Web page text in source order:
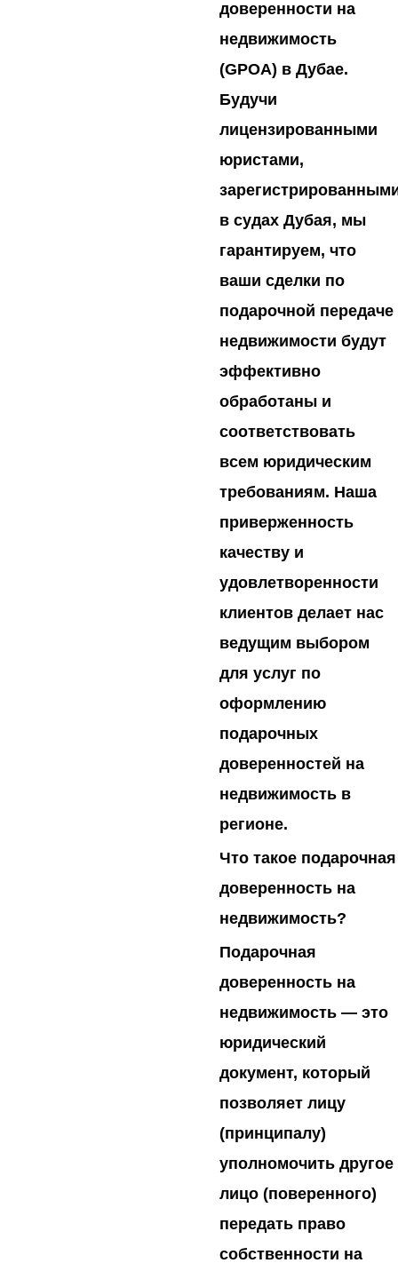
доверенности на
недвижимость
(GPOA) в Дубае.
Будучи
лицензированными
юристами,
в судах Дубая, мы
гарантируем, что
ваши сделки по
подарочной передаче
недвижимости будут
эффективно
обработаны и
соответствовать
всем юридическим
требованиям. Наша
приверженность
качеству и
удовлетворенности
клиентов делает нас
ведущим выбором
для услуг по
оформлению
подарочных
доверенностей на
недвижимость в
регионе.
Чтотакоеподарочная
доверенностьна
недвижимость?
Подарочная
доверенность на
недвижимость — это
юридический
документ, который
позволяет лицу
(принципалу)
уполномочить другое
лицо (поверенного)
передать право
собственности на